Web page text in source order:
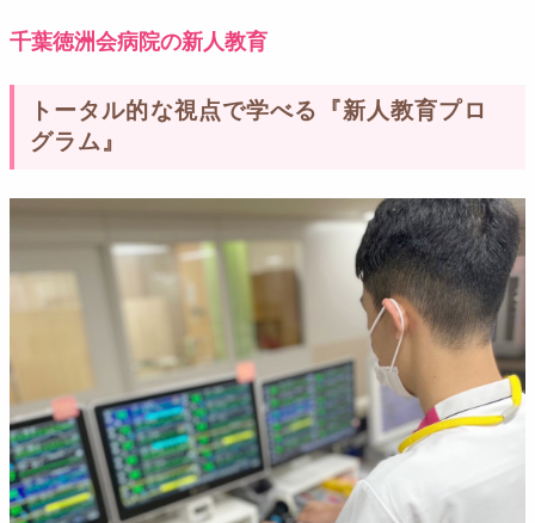
千葉徳洲会病院の新人教育
トータル的な視点で学べる『新人教育プロ
グラム』